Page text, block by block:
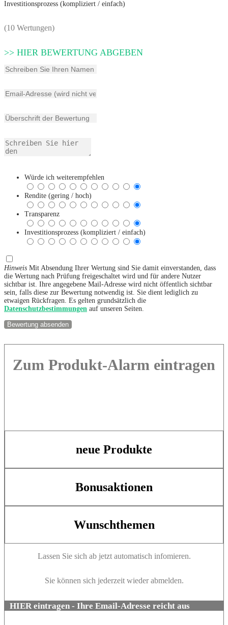
Investitionsprozess (kompliziert / einfach)
(10 Wertungen)
>> HIER BEWERTUNG ABGEBEN
Würde ich weiterempfehlen
Rendite (gering / hoch)
Transparenz
Investitionsprozess (kompliziert / einfach)
Hinweis Mit Absendung Ihrer Wertung sind Sie damit einverstanden, dass
die Wertung nach Prüfung freigeschaltet wird und für andere Nutzer
sichtbar ist. Ihre angegebene Mail-Adresse wird nicht öffentlich sichtbar
sein, falls diese zur Bewertung notwendig ist. Sie dient lediglich zu
etwaigen Rückfragen. Es gelten grundsätzlich die
Datenschutzbestimmungen auf unseren Seiten.
Zum Produkt-Alarm eintragen
neue Produkte
Bonusaktionen
Wunschthemen
Lassen Sie sich ab jetzt automatisch infomieren.
Sie können sich jederzeit wieder abmelden.
HIER eintragen - Ihre Email-Adresse reicht aus